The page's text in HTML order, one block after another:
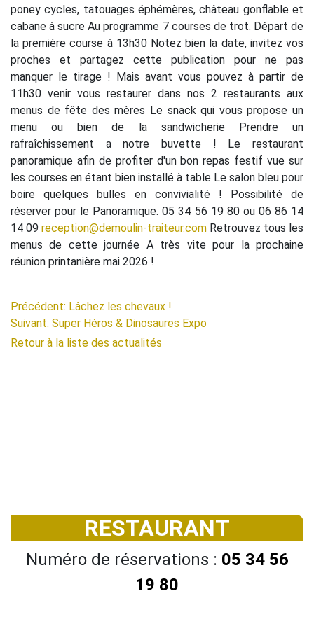
poney cycles, tatouages éphémères, château gonflable et
cabane à sucre Au programme 7 courses de trot. Départ de
la première course à 13h30 Notez bien la date, invitez vos
proches et partagez cette publication pour ne pas
manquer le tirage ! Mais avant vous pouvez à partir de
11h30 venir vous restaurer dans nos 2 restaurants aux
menus de fête des mères Le snack qui vous propose un
menu ou bien de la sandwicherie Prendre un
rafraîchissement a notre buvette ! Le restaurant
panoramique afin de profiter d'un bon repas festif vue sur
les courses en étant bien installé à table Le salon bleu pour
boire quelques bulles en convivialité ! Possibilité de
réserver pour le Panoramique. 05 34 56 19 80 ou 06 86 14
14 09 reception@demoulin-traiteur.com Retrouvez tous les
menus de cette journée A très vite pour la prochaine
réunion printanière mai 2026 !
Précédent: Lâchez les chevaux !
Suivant: Super Héros & Dinosaures Expo
Retour à la liste des actualités
RESTAURANT
Numéro de réservations : 05 34 56
19 80